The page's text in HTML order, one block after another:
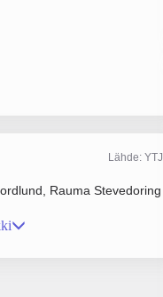
Lähde: YTJ
Rauma Stevedoring